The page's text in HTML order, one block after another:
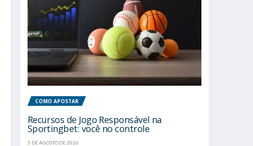
COMO APOSTAR
Recursos de Jogo Responsável na
Sportingbet: você no controle
5 DE AGOSTO DE 2026